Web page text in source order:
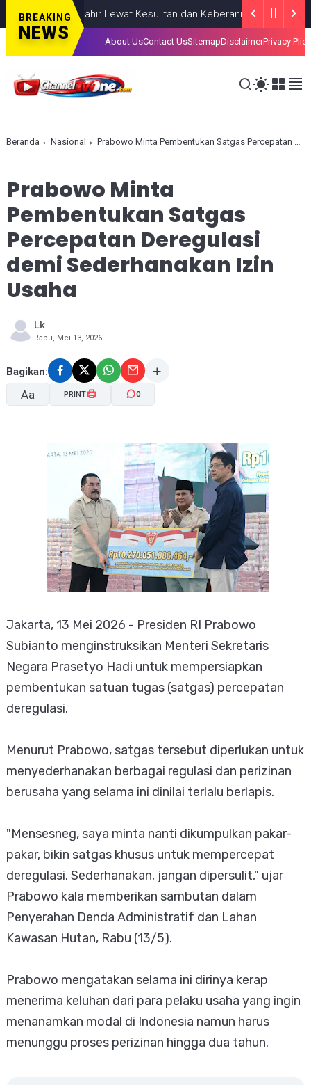
BREAKING
NEWS
Lahir Lewat Kesulitan dan Keberanian NASIONAL
About UsContact UsSitemapDisclaimerPrivacy Plice
Beranda Nasional Prabowo Minta Pembentukan Satgas Percepatan Deregulasi demi Sederhanakan Izin Usaha
Prabowo Minta
Pembentukan Satgas
Percepatan Deregulasi
demi Sederhanakan Izin
Usaha
Lk
Rabu, Mei 13, 2026
Bagikan:
Aa
A- A+
PRINT 0
Jakarta, 13 Mei 2026 - Presiden RI Prabowo
Subianto menginstruksikan Menteri Sekretaris
Negara Prasetyo Hadi untuk mempersiapkan
pembentukan satuan tugas (satgas) percepatan
deregulasi.
Menurut Prabowo, satgas tersebut diperlukan untuk
menyederhanakan berbagai regulasi dan perizinan
berusaha yang selama ini dinilai terlalu berlapis.
"Mensesneg, saya minta nanti dikumpulkan pakar-
pakar, bikin satgas khusus untuk mempercepat
deregulasi. Sederhanakan, jangan dipersulit," ujar
Prabowo kala memberikan sambutan dalam
Penyerahan Denda Administratif dan Lahan
Kawasan Hutan, Rabu (13/5).
Prabowo mengatakan selama ini dirinya kerap
menerima keluhan dari para pelaku usaha yang ingin
menanamkan modal di Indonesia namun harus
menunggu proses perizinan hingga dua tahun.